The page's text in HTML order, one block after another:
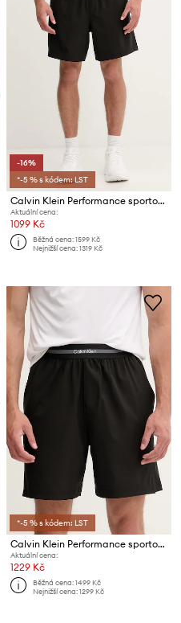
-16%
*-5 % s kódem: LST
Calvin Klein Performance sportovní šortky pánské
Aktuální cena:
1099 Kč
Běžná cena:1599 Kč
Nejnižší cena:1319 Kč
*-5 % s kódem: LST
Calvin Klein Performance sportovní šortky pánské
Aktuální cena:
1229 Kč
Běžná cena:1499 Kč
Nejnižší cena:1299 Kč